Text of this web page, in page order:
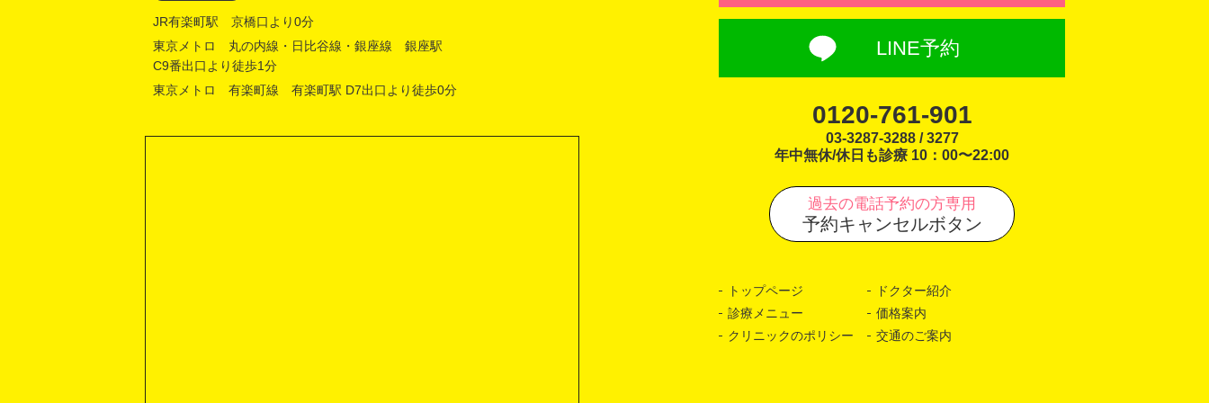
JR有楽町駅 京橋口より0分
東京メトロ 丸の内線・日比谷線・銀座線 銀座駅
C9番出口より徒歩1分
東京メトロ 有楽町線 有楽町駅 D7出口より徒歩0分
LINE予約
0120-761-901
03-3287-3288 / 3277
年中無休/休日も診療 10：00〜22:00
過去の電話予約の方専用
予約キャンセルボタン
トップページ
ドクター紹介
診療メニュー
価格案内
クリニックのポリシー
交通のご案内